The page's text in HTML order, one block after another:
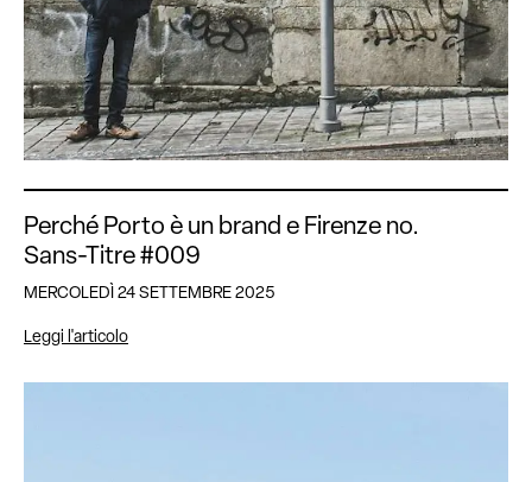
Perché Porto è un brand e Firenze no.
Sans-Titre #009
MERCOLEDÌ 24 SETTEMBRE 2025
Leggi l'articolo